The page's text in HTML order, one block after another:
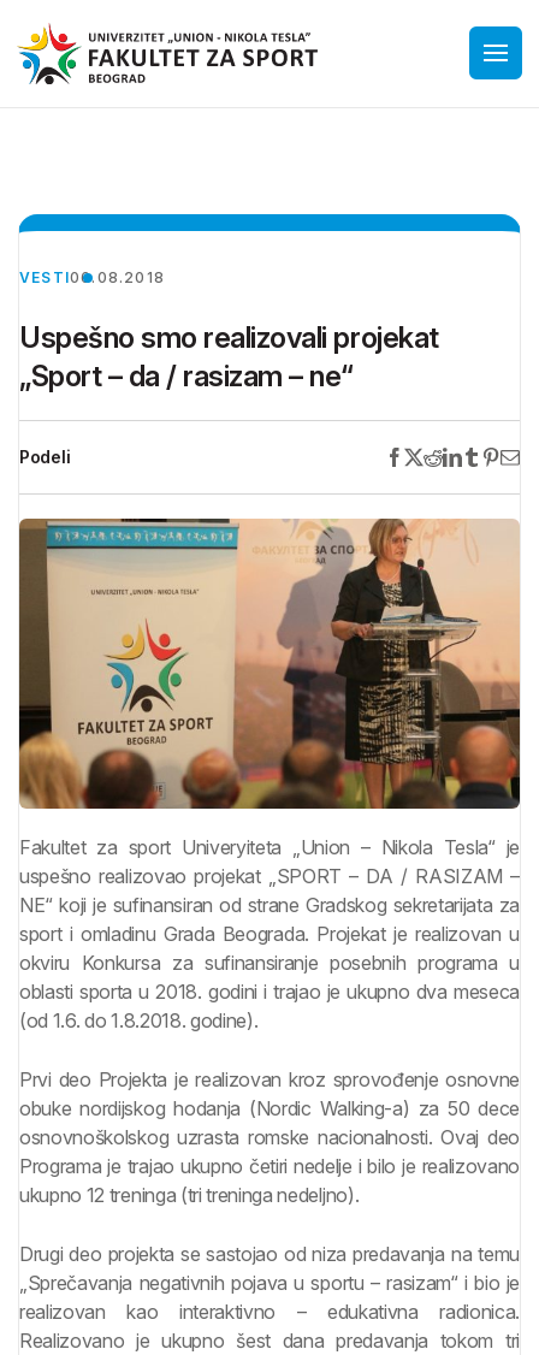
VESTI06.08.2018
Uspešno smo realizovali projekat
„Sport – da / rasizam – ne“
Podeli
Fakultet za sport Univeryiteta „Union – Nikola Tesla“ je
uspešno realizovao projekat „SPORT – DA / RASIZAM –
NE“ koji je sufinansiran od strane Gradskog sekretarijata za
sport i omladinu Grada Beograda. Projekat je realizovan u
okviru Konkursa za sufinansiranje posebnih programa u
oblasti sporta u 2018. godini i trajao je ukupno dva meseca
(od 1.6. do 1.8.2018. godine).
Prvi deo Projekta je realizovan kroz sprovođenje osnovne
obuke nordijskog hodanja (Nordic Walking-a) za 50 dece
osnovnoškolskog uzrasta romske nacionalnosti. Ovaj deo
Programa je trajao ukupno četiri nedelje i bilo je realizovano
ukupno 12 treninga (tri treninga nedeljno).
Drugi deo projekta se sastojao od niza predavanja na temu
„Sprečavanja negativnih pojava u sportu – rasizam“ i bio je
realizovan kao interaktivno – edukativna radionica.
Realizovano je ukupno šest dana predavanja tokom tri